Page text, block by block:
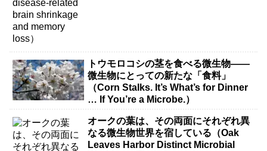
トウモロコシの茎を食べる微生物――
微生物にとっての新たな「食料」
（Corn Stalks. It’s What’s for Dinner
… If You’re a Microbe.）
オークの葉は、その両面にそれぞれ異
なる微生物世界を宿している（Oak
Leaves Harbor Distinct Microbial